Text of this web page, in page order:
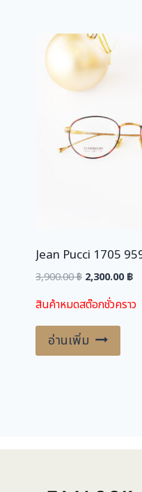
Jean Pucci 1705
3,900.00฿ Original
was:
3,900.00 ฿.
2,300.00฿
is:
สินค้าหมดสต๊อกชั่วคราว
อ่านเพิ่ม